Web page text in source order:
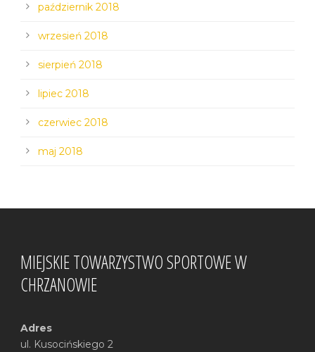
październik 2018
wrzesień 2018
sierpień 2018
lipiec 2018
czerwiec 2018
maj 2018
MIEJSKIE TOWARZYSTWO SPORTOWE W
CHRZANOWIE
Adres
ul. Kusocińskiego 2